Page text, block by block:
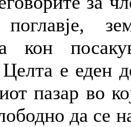
поглавје,
кон
Целта е еден
пазар во
да се